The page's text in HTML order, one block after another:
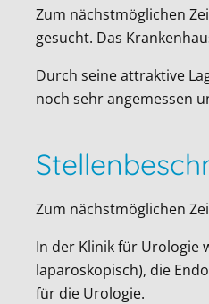
Zum nächstmöglichen
gesucht. Das
Durch seine attraktive
noch sehr angemessen
Zum nächstmöglichen
In der Klinik für Urologie
laparoskopisch), die
für die Urologie.